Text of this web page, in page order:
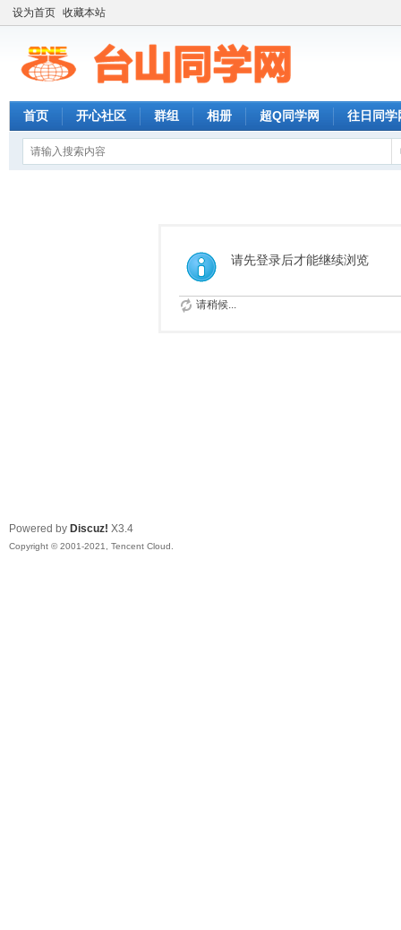
设为首页 收藏本站
首页 开心社区 群组 相册 超Q同学网 往日同学
请先登录后才能继续浏览
请稍候...
Powered by Discuz! X3.4
Copyright © 2001-2021, Tencent Cloud.